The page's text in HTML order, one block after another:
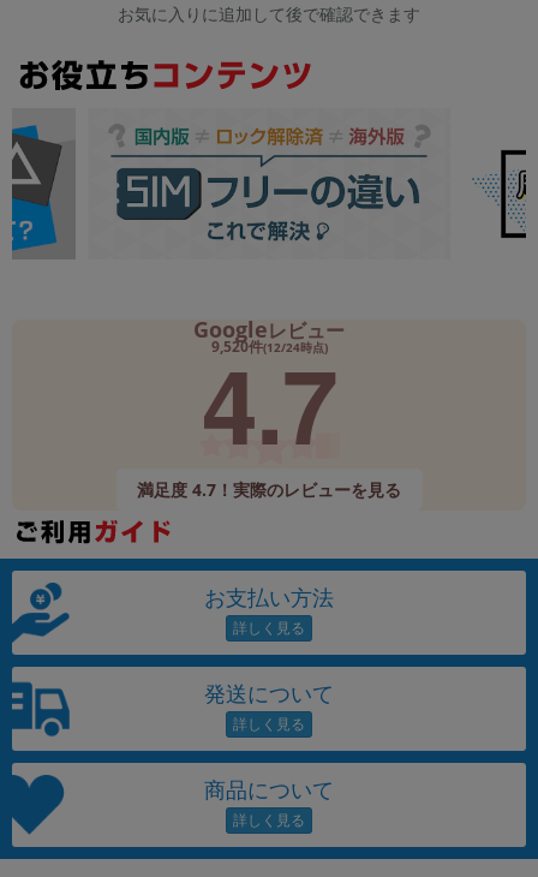
お気に入りに追加して後で確認できます
Googleレビュー
9,520件(12/24時点)
4.7
満足度 4.7！実際のレビューを見る
お支払い方法
発送について
商品について